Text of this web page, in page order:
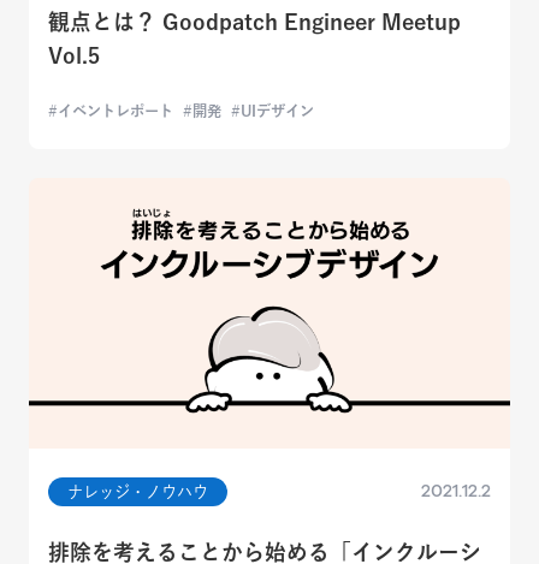
観点とは？ Goodpatch Engineer Meetup
Vol.5
イベントレポート 開発 UIデザイン
ナレッジ・ノウハウ 2021.12.2
排除を考えることから始める「インクルーシ